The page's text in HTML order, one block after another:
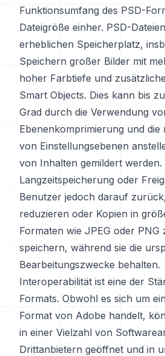
Funktionsumfang des PSD-
Dateigröße einher. PSD-
erheblichen Speicherplatz,
Speichern großer Bilder mit
hoher Farbtiefe und
Smart Objects. Dies kann bis
Grad durch die Verwendung
Ebenenkomprimierung und die
von Einstellungsebenen
von Inhalten gemildert werden.
Langzeitspeicherung oder
Benutzer jedoch darauf
reduzieren oder Kopien in
Formaten wie JPEG oder PNG
speichern, während sie die
Bearbeitungszwecke behalten.
Interoperabilität ist eine der
Formats. Obwohl es sich um
Format von Adobe handelt,
in einer Vielzahl von
Drittanbietern geöffnet und in